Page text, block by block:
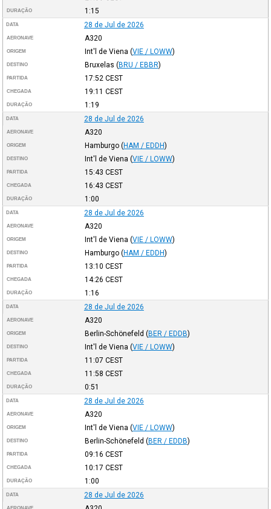
DURAÇÃO 1:15
DATA 28 de Jul de 2026
AERONAVE A320
ORIGEM Int'l de Viena (VIE / LOWW)
DESTINO Bruxelas (BRU / EBBR)
PARTIDA 17:52 CEST
CHEGADA 19:11 CEST
DURAÇÃO 1:19
DATA 28 de Jul de 2026
AERONAVE A320
ORIGEM Hamburgo (HAM / EDDH)
DESTINO Int'l de Viena (VIE / LOWW)
PARTIDA 15:43 CEST
CHEGADA 16:43 CEST
DURAÇÃO 1:00
DATA 28 de Jul de 2026
AERONAVE A320
ORIGEM Int'l de Viena (VIE / LOWW)
DESTINO Hamburgo (HAM / EDDH)
PARTIDA 13:10 CEST
CHEGADA 14:26 CEST
DURAÇÃO 1:16
DATA 28 de Jul de 2026
AERONAVE A320
ORIGEM Berlin-Schönefeld (BER / EDDB)
DESTINO Int'l de Viena (VIE / LOWW)
PARTIDA 11:07 CEST
CHEGADA 11:58 CEST
DURAÇÃO 0:51
DATA 28 de Jul de 2026
AERONAVE A320
ORIGEM Int'l de Viena (VIE / LOWW)
DESTINO Berlin-Schönefeld (BER / EDDB)
PARTIDA 09:16 CEST
CHEGADA 10:17 CEST
DURAÇÃO 1:00
DATA 28 de Jul de 2026